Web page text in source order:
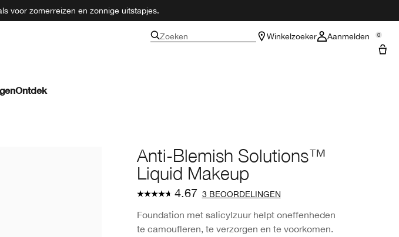
voor zomerreizen en zonnige uitstapjes.
Zoeken Winkelzoeker Aanmelden 0
Ontdek
Anti-Blemish Solutions™
Liquid Makeup
4.67 3 BEOORDELINGEN
Foundation met salicylzuur helpt oneffenheden
te camoufleren, te verzorgen en te voorkomen.